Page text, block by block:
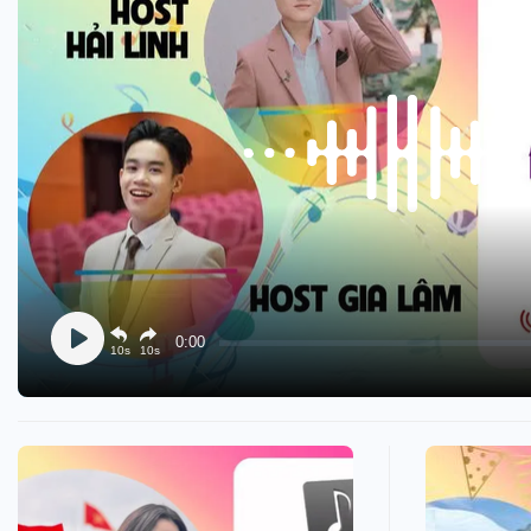
Sự kiện quan tâm
Chuyên đề
Không gian văn hóa
Hồ Chí Minh
Chuyển đổi số
HTV Show
Thành
ngủ
Chậm
Bé xem gì
Mái ấm gia
Việt
Các show
Các
10s 10s 0:00